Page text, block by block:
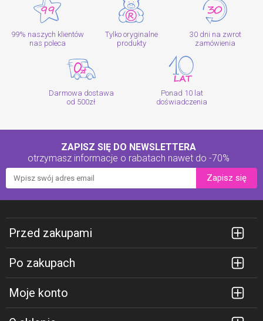
99% naszych klientów
nas poleca
Tylko oryginalne
produkty
30 dni na zwrot
zamówienia
Darmowa dostawa
od 500zł
Ponad 10 lat
doświadczenia
ZAPISZ SIĘ DO NEWSLETTERA
otrzymasz informacje o rabatach nawet do -70%
Zapisz się
Przed zakupami
Po zakupach
Moje konto